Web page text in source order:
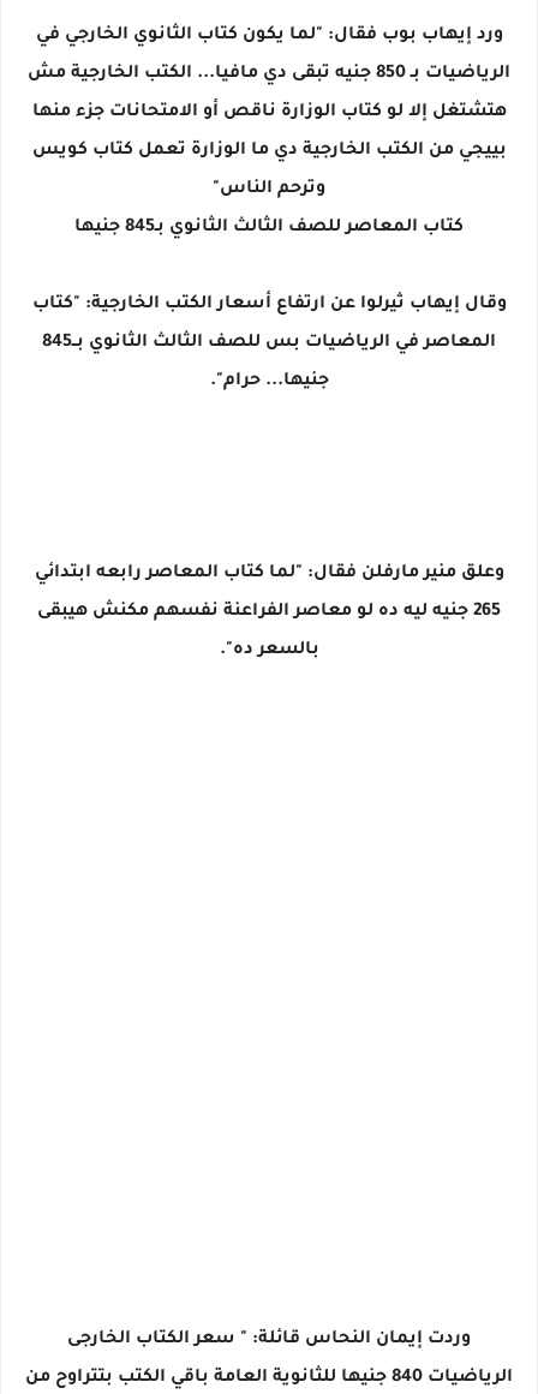
ورد إيهاب بوب فقال: "لما يكون كتاب الثانوي الخارجي في
الرياضيات بـ 850 جنيه تبقى دي مافيا... الكتب الخارجية مش
هتشتغل إلا لو كتاب الوزارة ناقص أو الامتحانات جزء منها
بييجي من الكتب الخارجية دي ما الوزارة تعمل كتاب كويس
وترحم الناس"
كتاب المعاصر للصف الثالث الثانوي بـ845 جنيها
وقال إيهاب ثيرلوا عن ارتفاع أسعار الكتب الخارجية: "كتاب
المعاصر في الرياضيات بس للصف الثالث الثانوي بــ845
جنيها... حرام".
وعلق منير مارفلن فقال: "لما كتاب المعاصر رابعه ابتدائي
265 جنيه ليه ده لو معاصر الفراعنة نفسهم مكنش هيبقى
بالسعر ده".
وردت إيمان النحاس قائلة: " سعر الكتاب الخارجى
الرياضيات 840 جنيها للثانوية العامة باقي الكتب بتتراوح من